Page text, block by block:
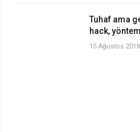
Tuhaf ama
hack,
15 Ağustos 2018